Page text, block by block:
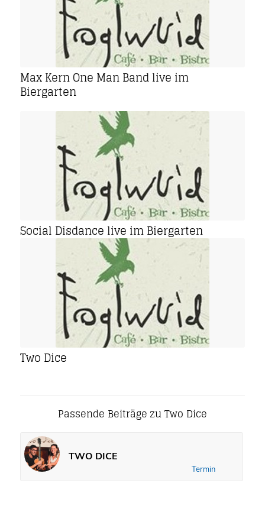
Max Kern One Man Band live im
Biergarten
Social Disdance live im Biergarten
Two Dice
Passende Beiträge zu Two Dice
TWO DICE
Termin